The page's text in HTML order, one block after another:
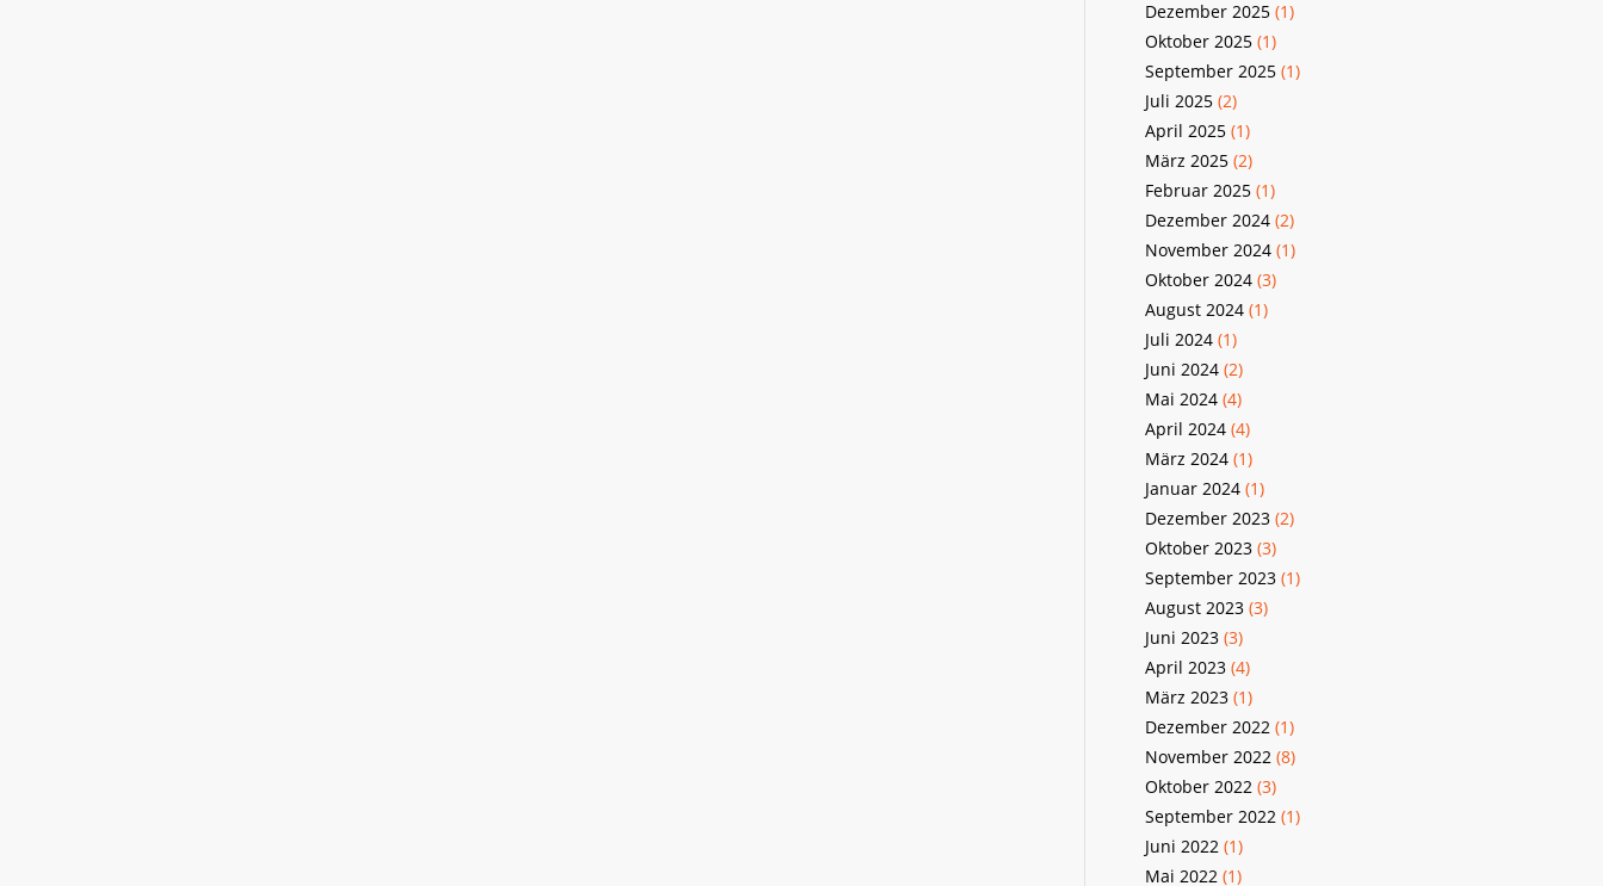
Dezember 2025(1)
Oktober 2025(1)
September 2025(1)
Juli 2025(2)
April 2025(1)
März 2025(2)
Februar 2025(1)
Dezember 2024(2)
November 2024(1)
Oktober 2024(3)
August 2024(1)
Juli 2024(1)
Juni 2024(2)
Mai 2024(4)
April 2024(4)
März 2024(1)
Januar 2024(1)
Dezember 2023(2)
Oktober 2023(3)
September 2023(1)
August 2023(3)
Juni 2023(3)
April 2023(4)
März 2023(1)
Dezember 2022(1)
November 2022(8)
Oktober 2022(3)
September 2022(1)
Juni 2022(1)
Mai 2022(1)